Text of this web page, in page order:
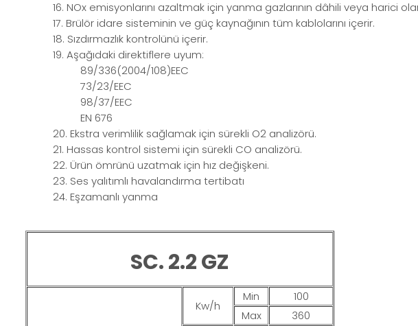
16. NOx emisyonlarını azaltmak için yanma gazlarının dâhili veya harici
17. Brülör idare sisteminin ve güç kaynağının tüm kablolarını içerir.
18. Sızdırmazlık kontrolünü içerir.
19. Aşağıdaki direktiflere uyum:
89/336(2004/108)EEC
73/23/EEC
98/37/EEC
EN 676
20. Ekstra verimlilik sağlamak için sürekli O2 analizörü.
21. Hassas kontrol sistemi için sürekli CO analizörü.
22. Ürün ömrünü uzatmak için hız değişkeni.
23. Ses yalıtımlı havalandırma tertibatı
24. Eşzamanlı yanma
SC. 2.2 GZ
Kw/h
Min
100
Max
360